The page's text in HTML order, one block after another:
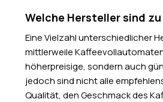
Welche Hersteller sind
Eine Vielzahl unterschiedlicher
mittlerweile
höherpreisige, sondern auch
jedoch sind nicht alle
Qualität, den Geschmack des